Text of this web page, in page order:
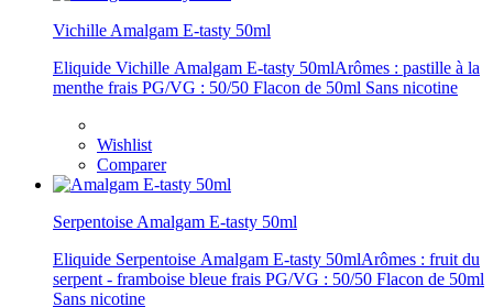
Vichille Amalgam E-tasty 50ml
Eliquide Vichille Amalgam E-tasty 50mlArômes : pastille à la
menthe frais PG/VG : 50/50 Flacon de 50ml Sans nicotine
Wishlist
Comparer
Serpentoise Amalgam E-tasty 50ml
Eliquide Serpentoise Amalgam E-tasty 50mlArômes : fruit du
serpent - framboise bleue frais PG/VG : 50/50 Flacon de 50ml
Sans nicotine